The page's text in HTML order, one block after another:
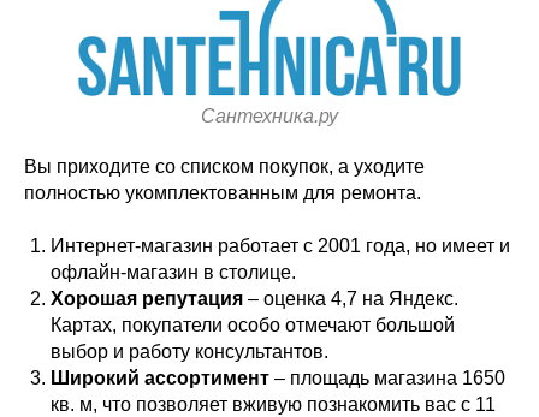
Сантехника.ру
Вы приходите со списком покупок, а уходите
полностью укомплектованным для ремонта.
Интернет-магазин работает с 2001 года, но имеет и
офлайн-магазин в столице.
Хорошая репутация – оценка 4,7 на Яндекс.
Картах, покупатели особо отмечают большой
выбор и работу консультантов.
Широкий ассортимент – площадь магазина 1650
кв. м, что позволяет вживую познакомить вас с 11